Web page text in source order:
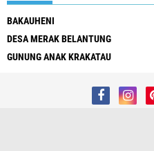
BAKAUHENI
DESA MERAK BELANTUNG
GUNUNG ANAK KRAKATAU